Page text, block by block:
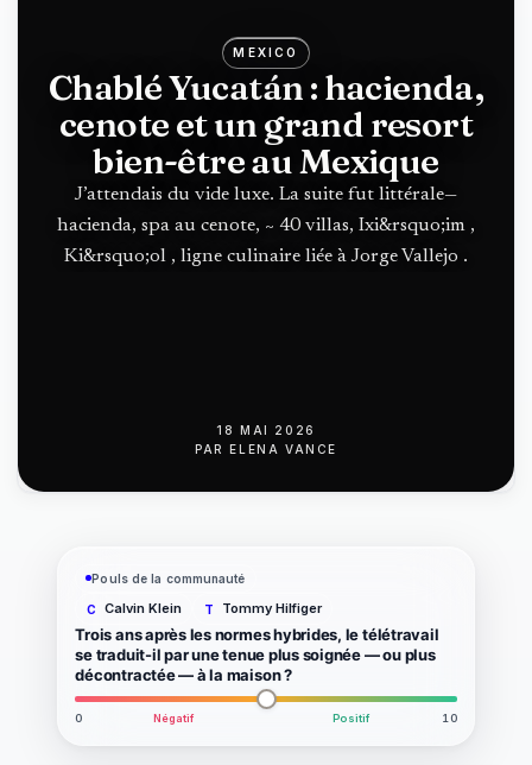
MEXICO
Chablé Yucatán : hacienda,
cenote et un grand resort
bien-être au Mexique
J’attendais du vide luxe. La suite fut littérale—
hacienda, spa au cenote, ~ 40 villas, Ixi&rsquo;im ,
Ki&rsquo;ol , ligne culinaire liée à Jorge Vallejo .
18 MAI 2026
PAR
ELENA VANCE
Pouls de la communauté
C Calvin Klein T Tommy Hilfiger
Trois ans après les normes hybrides, le télétravail
se traduit-il par une tenue plus soignée — ou plus
décontractée — à la maison ?
0 Négatif Positif 10